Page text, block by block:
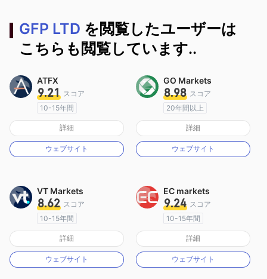
GFP LTD を閲覧したユーザーは
こちらも閲覧しています..
ATFX
9.21 スコア
10-15年間
オーストラリア規制
マーケットメイキングライセンス（MM）
MT4フルライセンス
詳細
ウェブサイト
GO Markets
8.98 スコア
20年間以上
オーストラリア規制
マーケットメイキングライセンス（MM）
cTrader
詳細
ウェブサイト
VT Markets
8.62 スコア
10-15年間
オーストラリア規制
マーケットメイキングライセンス（MM）
MT4フルライセンス
詳細
ウェブサイト
EC markets
9.24 スコア
10-15年間
オーストラリア規制
マーケットメイキングライセンス（MM）
MT4フルライセンス
詳細
ウェブサイト